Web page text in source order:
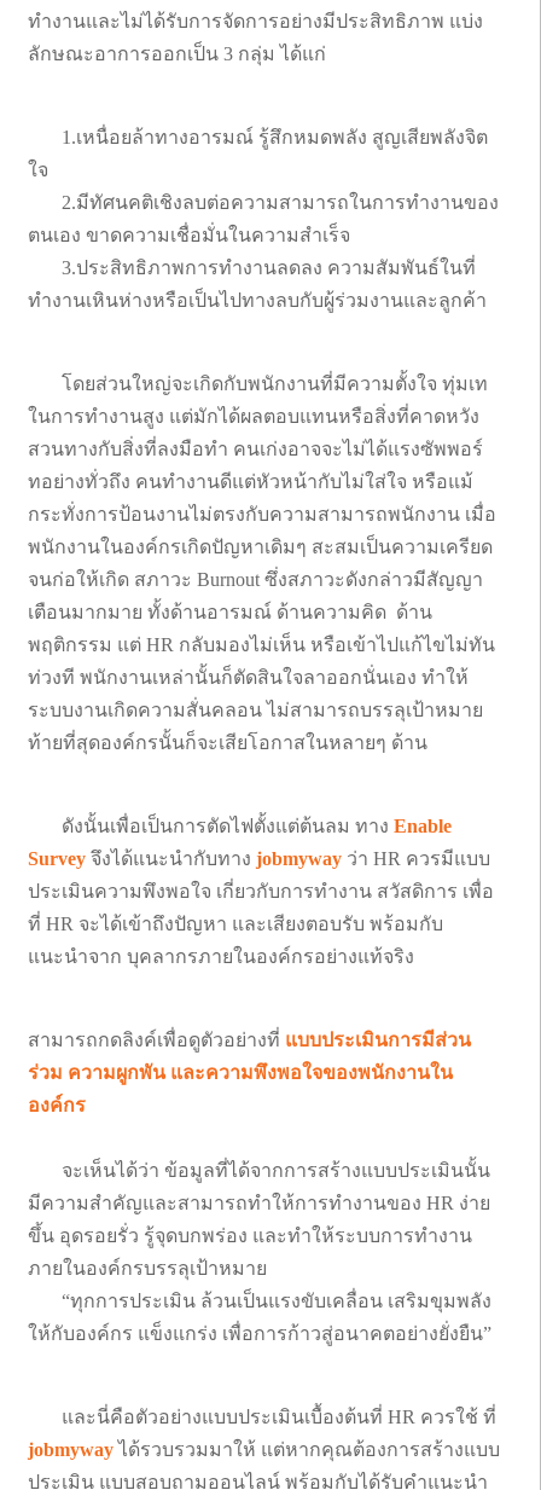
ทำงานและไม่ได้รับการจัดการอย่างมีประสิทธิภาพ แบ่ง
ลักษณะอาการออกเป็น 3 กลุ่ม ได้แก่
1.เหนื่อยล้าทางอารมณ์ รู้สึกหมดพลัง สูญเสียพลังจิต
ใจ
2.มีทัศนคติเชิงลบต่อความสามารถในการทำงานของ
ตนเอง ขาดความเชื่อมั่นในความสำเร็จ
3.ประสิทธิภาพการทำงานลดลง ความสัมพันธ์ในที่
ทำงานเหินห่างหรือเป็นไปทางลบกับผู้ร่วมงานและลูกค้า
โดยส่วนใหญ่จะเกิดกับพนักงานที่มีความตั้งใจ ทุ่มเท
ในการทำงานสูง แต่มักได้ผลตอบแทนหรือสิ่งที่คาดหวัง
สวนทางกับสิ่งที่ลงมือทำ คนเก่งอาจจะไม่ได้แรงซัพพอร์
ทอย่างทั่วถึง คนทำงานดีแต่หัวหน้ากับไม่ใส่ใจ หรือแม้
กระทั่งการป้อนงานไม่ตรงกับความสามารถพนักงาน เมื่อ
พนักงานในองค์กรเกิดปัญหาเดิมๆ สะสมเป็นความเครียด
จนก่อให้เกิด สภาวะ Burnout ซึ่งสภาวะดังกล่าวมีสัญญา
เตือนมากมาย ทั้งด้านอารมณ์ ด้านความคิด ด้าน
พฤติกรรม แต่ HR กลับมองไม่เห็น หรือเข้าไปแก้ไขไม่ทัน
ท่วงที พนักงานเหล่านั้นก็ตัดสินใจลาออกนั่นเอง ทำให้
ระบบงานเกิดความสั่นคลอน ไม่สามารถบรรลุเป้าหมาย
ท้ายที่สุดองค์กรนั้นก็จะเสียโอกาสในหลายๆ ด้าน
ดังนั้นเพื่อเป็นการตัดไฟตั้งแต่ต้นลม ทาง Enable
Survey จึงได้แนะนำกับทาง jobmyway ว่า HR ควรมีแบบ
ประเมินความพึงพอใจ เกี่ยวกับการทำงาน สวัสดิการ เพื่อ
ที่ HR จะได้เข้าถึงปัญหา และเสียงตอบรับ พร้อมกับ
แนะนำจาก บุคลากรภายในองค์กรอย่างแท้จริง
สามารถกดลิงค์เพื่อดูตัวอย่างที่ แบบประเมินการมีส่วน
ร่วม ความผูกพัน และความพึงพอใจของพนักงานใน
องค์กร
จะเห็นได้ว่า ข้อมูลที่ได้จากการสร้างแบบประเมินนั้น
มีความสำคัญและสามารถทำให้การทำงานของ HR ง่าย
ขึ้น อุดรอยรั่ว รู้จุดบกพร่อง และทำให้ระบบการทำงาน
ภายในองค์กรบรรลุเป้าหมาย
“ทุกการประเมิน ล้วนเป็นแรงขับเคลื่อน เสริมขุมพลัง
ให้กับองค์กร แข็งแกร่ง เพื่อการก้าวสู่อนาคตอย่างยั่งยืน”
และนี่คือตัวอย่างแบบประเมินเบื้องต้นที่ HR ควรใช้ ที่
jobmywayได้รวบรวมมาให้ แต่หากคุณต้องการสร้างแบบ
ประเมิน แบบสอบถามออนไลน์ พร้อมกับได้รับคำแนะนำ